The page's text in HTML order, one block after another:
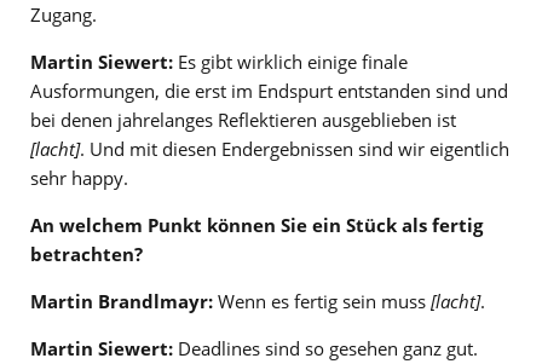
Zugang.
Martin Siewert: Es gibt wirklich einige finale
Ausformungen, die erst im Endspurt entstanden sind und
bei denen jahrelanges Reflektieren ausgeblieben ist
[lacht]. Und mit diesen Endergebnissen sind wir eigentlich
sehr happy.
An welchem Punkt können Sie ein Stück als fertig
betrachten?
Martin Brandlmayr: Wenn es fertig sein muss [lacht].
Martin Siewert: Deadlines sind so gesehen ganz gut.